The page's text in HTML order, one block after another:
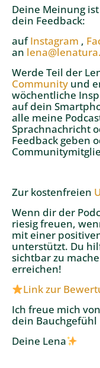
Deine Meinung
dein Feedback:
aufInstagram ,
an
Werde Teil der
Community und
wöchentliche
auf dein
alle meine
Sprachnachricht
Feedback geben
Zur kostenfreien
Wenn dir der
riesig freuen,
mit einer
unterstützt. Du
sichtbar zu
erreichen!
Link zur
Ich freue mich
dein Bauchgefühl
Deine Lena